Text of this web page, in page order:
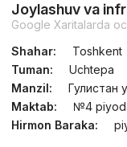
Joylashuv va
Google Xaritalarda
Shahar:
Toshkent
Tuman:
Uchtepa
Manzil:
Гулистан
Maktab:
№4
Hirmon Baraka: